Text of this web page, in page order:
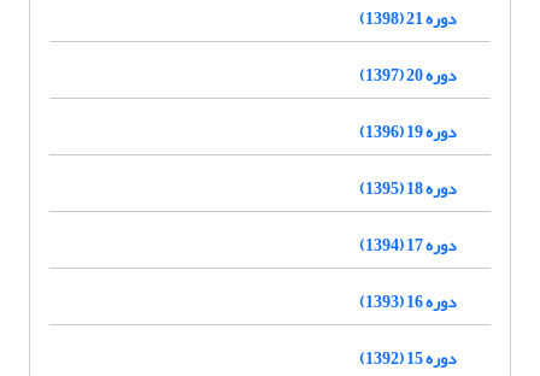
دوره 21 (1398)
دوره 20 (1397)
دوره 19 (1396)
دوره 18 (1395)
دوره 17 (1394)
دوره 16 (1393)
دوره 15 (1392)